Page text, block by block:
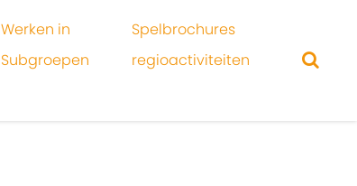
Werken in
Subgroepen
Spelbrochures
regioactiviteiten